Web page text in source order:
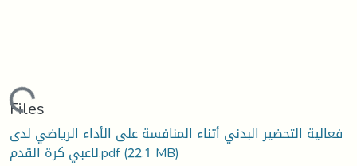
Files
فعالية التحضير البدني أثناء المنافسة على الأداء الرياضي لدى
لاعبي كرة القدم.pdf(22.1 MB)